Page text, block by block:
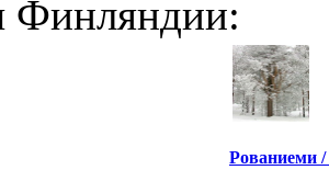
Финляндии:
Рованиеми